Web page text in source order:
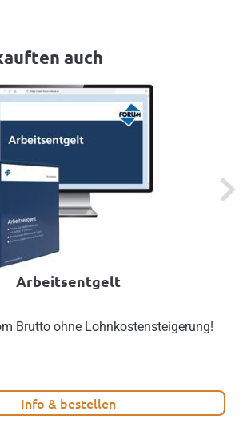
auch
Next
Arbeitsentgelt
Brutto ohne Lohnkostensteigerung!
Info & bestellen